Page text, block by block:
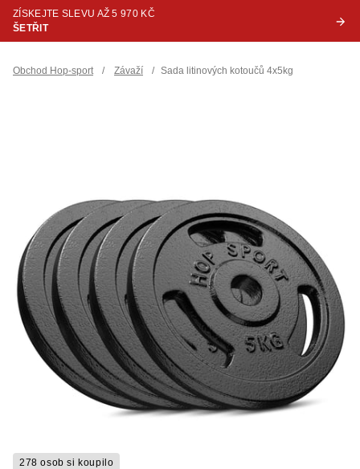
ZÍSKEJTE SLEVU AŽ 5 970 KČ
ŠETŘIT
Obchod Hop-sport / Závaží / Sada litinových kotoučů 4x5kg
278 osob si koupilo